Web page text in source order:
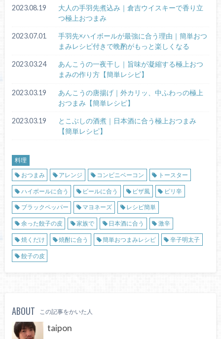
2023.08.19
大人の手羽先煮込み｜倉吉ウイスキーで香り立
つ極上おつまみ
2023.07.01
手羽先×ハイボールが最強に合う理由｜簡単おつ
まみレシピ付きで晩酌がもっと楽しくなる
2023.03.24
あんこうの一夜干し｜旨味が凝縮する極上おつ
まみの作り方【簡単レシピ】
2023.03.19
あんこうの唐揚げ｜外カリッ、中ふわっの極上
おつまみ【簡単レシピ】
2023.03.19
とこぶしの酒煮｜日本酒に合う極上おつまみ
【簡単レシピ】
料理
おつまみ
アレンジ コンビニベーコン トースター
ハイボールに合う ビールに合う ピザ風 ピリ辛
ブラックペッパー マヨネーズ レシピ簡単
余った餃子の皮 家族で 日本酒に合う 激辛
焼くだけ 焼酎に合う 簡単おつまみレシピ 辛子明太子
餃子の皮
ABOUT この記事をかいた人
taipon